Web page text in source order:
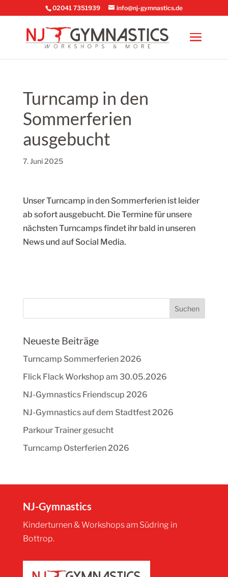
02041 7351939 info@nj-gymnastics.de
Turncamp in den
Sommerferien
ausgebucht
7. Juni 2025
Unser Turncamp in den Sommerferien ist leider
ab sofort ausgebucht. Die Termine für unsere
nächsten Turncamps findet ihr bald in unseren
News und auf Social Media.
Neueste Beiträge
Turncamp Sommerferien 2026
Flick Flack Workshop am 30.05.2026
NJ-Gymnastics Friendscup 2026
NJ-Gymnastics auf dem Stadtfest 2026
Parkour Trainer gesucht
Turncamp Osterferien 2026
NJ-Gymnastics
Kinderturnen & Workshops am Südring in
Bottrop.